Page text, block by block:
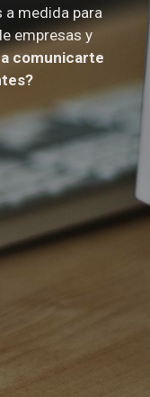
medida para
empresas y
comunicarte